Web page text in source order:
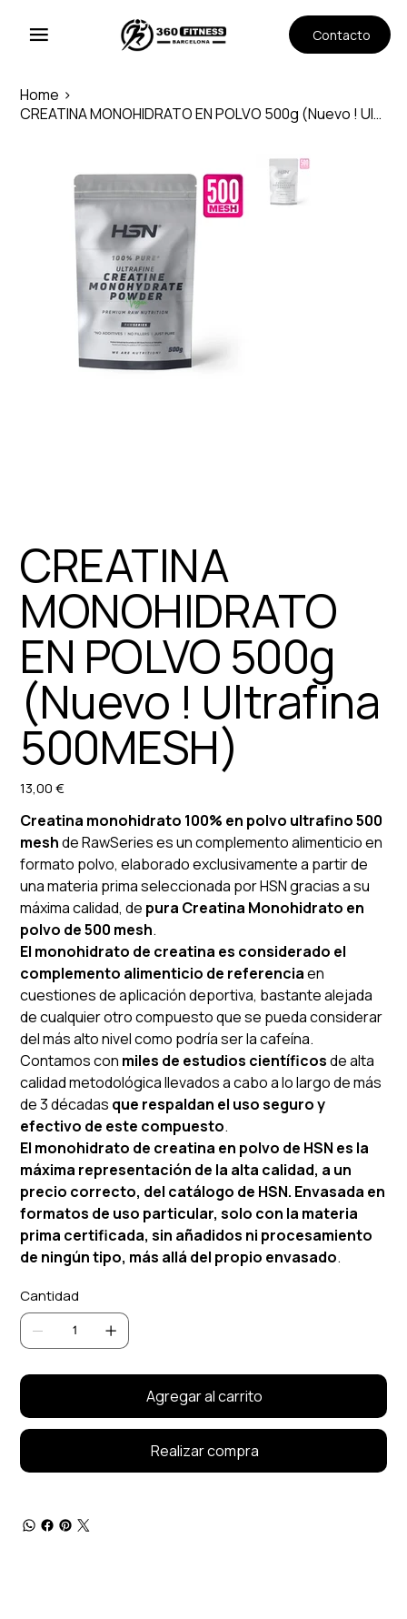
Contacto
Home >
CREATINA MONOHIDRATO EN POLVO 500g (Nuevo ! Ultrafina 500MESH)
CREATINA
MONOHIDRATO
EN POLVO 500g
(Nuevo ! Ultrafina
500MESH)
Precio
13,00 €
Creatina monohidrato 100% en polvo ultrafino 500
meshde RawSeries es un complemento alimenticio en
formato polvo, elaborado exclusivamente a partir de
una materia prima seleccionada por HSN gracias a su
máxima calidad, de pura Creatina Monohidrato en
polvo de 500 mesh.
El monohidrato de creatina es considerado el
complemento alimenticio de referenciaen
cuestiones de aplicación deportiva, bastante alejada
de cualquier otro compuesto que se pueda considerar
del más alto nivel como podría ser la cafeína.
Contamos con miles de estudios científicosde alta
calidad metodológica llevados a cabo a lo largo de más
de 3 décadas que respaldan el uso seguro y
efectivo de este compuesto.
El monohidrato de creatina en polvo de HSN es la
máxima representación de la alta calidad, a un
precio correcto, del catálogo de HSN. Envasada en
formatos de uso particular, solo con la materia
prima certificada, sin añadidos ni procesamiento
de ningún tipo, más allá del propio envasado.
Cantidad
Agregar al carrito
Realizar compra